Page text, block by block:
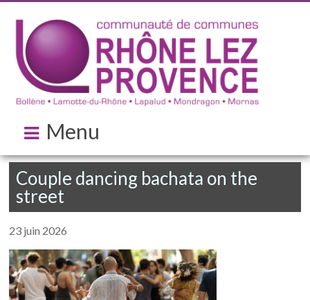
Menu
Couple dancing bachata on the
street
23 juin 2026